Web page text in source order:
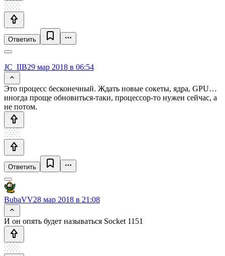
Ответить
JC_IIB29 мар 2018 в 06:54
Это процесс бесконечный. Ждать новые сокеты, ядра, GPU…
иногда проще обновиться-таки, процессор-то нужен сейчас, а
не потом.
Ответить
BubaVV28 мар 2018 в 21:08
И он опять будет называться Socket 1151